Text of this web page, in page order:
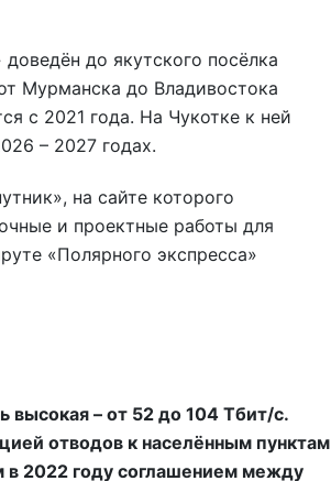
до якутского посёлка
Мурманска до Владивостока
с 2021 года. На Чукотке к ней
– 2027 годах.
на сайте которого
и проектные работы для
«Полярного экспресса»
высокая – от 52 до 104 Тбит/с.
отводов к населённым пунктам
в 2022 году соглашением между